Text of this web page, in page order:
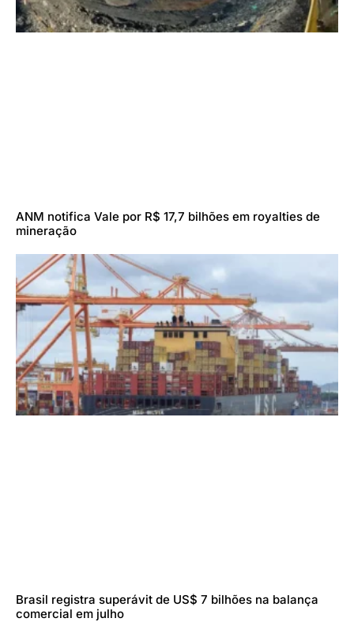
ANM notifica Vale por R$ 17,7 bilhões em royalties de
mineração
Brasil registra superávit de US$ 7 bilhões na balança
comercial em julho